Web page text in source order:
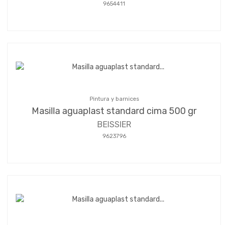
9654411
Pintura y barnices
Masilla aguaplast standard cima 500 gr
BEISSIER
9623796